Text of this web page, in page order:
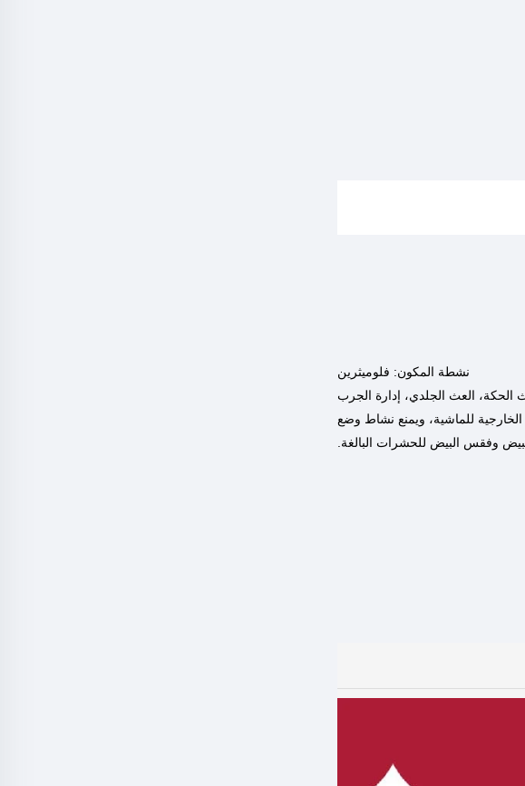
نشطة المكون: فلوميثرين
الحكة، العث الجلدي، إدارة الجرب
للماشية، ويمنع نشاط وضع
وفقس البيض للحشرات البالغة.